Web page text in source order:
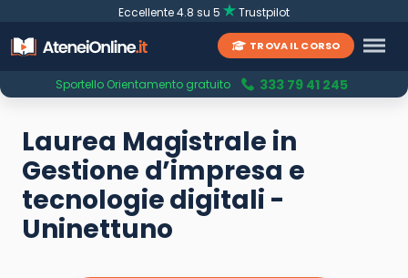
Eccellente 4.8 su 5 Trustpilot
TROVA IL CORSO
Sportello Orientamento gratuito 333 79 41 245
Laurea Magistrale in
Gestione d’impresa e
tecnologie digitali -
Uninettuno